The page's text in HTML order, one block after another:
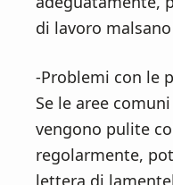
di lavoro
-Problemi con le
Se le aree
vengono pulite
regolarmente,
lettera di